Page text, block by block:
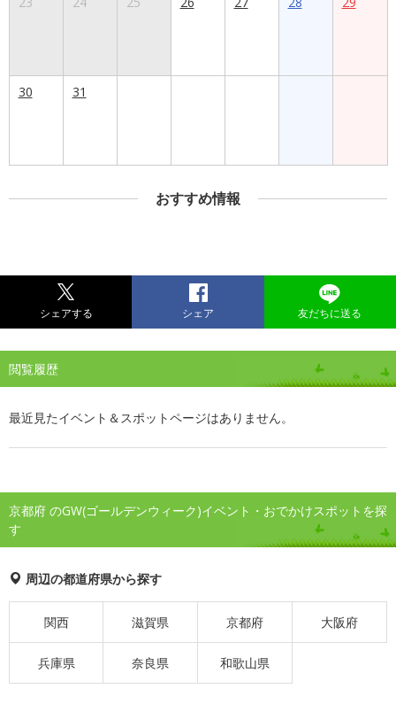
30 31
おすすめ情報
シェアする シェア 友だちに送る
閲覧履歴
最近見たイベント＆スポットページはありません。
京都府 のGW(ゴールデンウィーク)イベント・おでかけスポットを探
す
周辺の都道府県から探す
関西 滋賀県 京都府 大阪府
兵庫県 奈良県 和歌山県